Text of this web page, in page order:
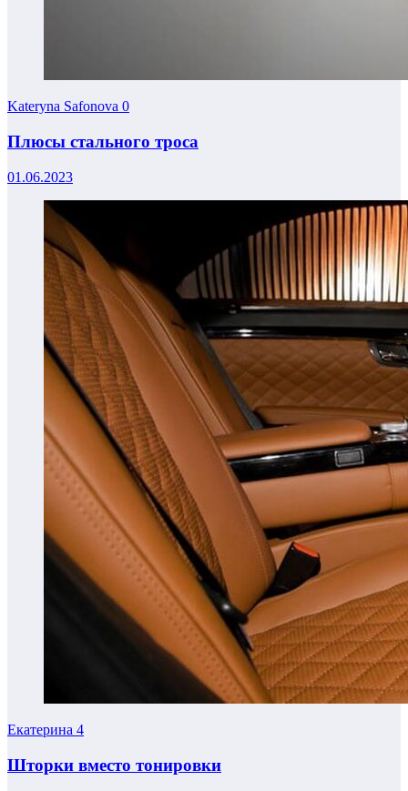
Kateryna Safonova 0
Плюсы стального троса
01.06.2023
Екатерина 4
Шторки вместо тонировки